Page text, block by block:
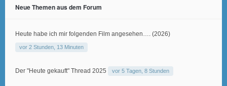
Neue Themen aus dem Forum
Heute habe ich mir folgenden Film angesehen…. (2026)
vor 2 Stunden, 13 Minuten
Der "Heute gekauft" Thread 2025 vor 5 Tagen, 8 Stunden